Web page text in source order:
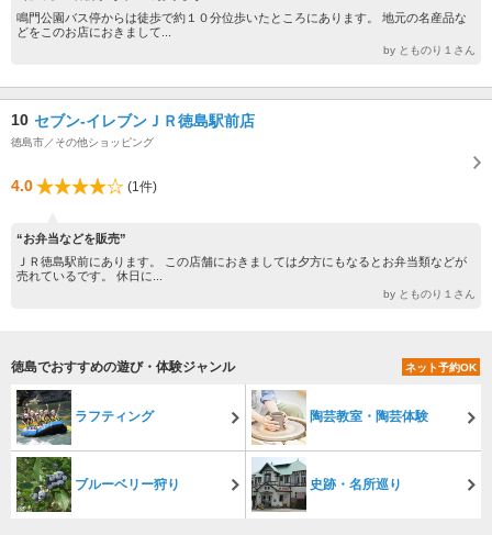
鳴門公園バス停からは徒歩で約１０分位歩いたところにあります。 地元の名産品な
どをこのお店におきまして...
by とものり１さん
10 セブン-イレブンＪＲ徳島駅前店
徳島市／その他ショッピング
4.0 (1件)
“お弁当などを販売”
ＪＲ徳島駅前にあります。 この店舗におきましては夕方にもなるとお弁当類などが
売れているです。 休日に...
by とものり１さん
徳島でおすすめの遊び・体験ジャンル ネット予約OK
ラフティング 陶芸教室・陶芸体験
ブルーベリー狩り 史跡・名所巡り